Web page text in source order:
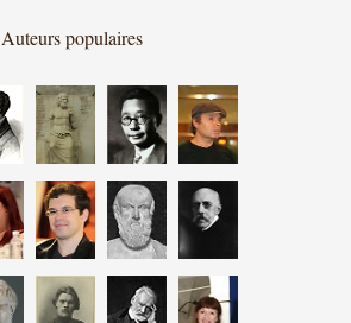
Auteurs populaires